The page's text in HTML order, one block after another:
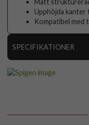
Matt
Upphöjda kanter
Kompatibel med
SPECIFIKATIONER